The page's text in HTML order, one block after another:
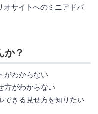
サイトへのミニアドバ
か？
がわからない
方がわからない
きる見せ方を知りたい